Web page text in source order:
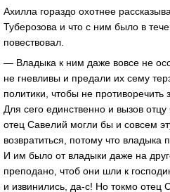
Ахилла гораздо охотнее
Туберозова и что с ним было в
повествовал.
— Владыка к ним даже вовсе не
не гневливы и предали их сему
политики, чтобы не противоречить
Для сего единственно и вызов
отец Савелий могли бы и совсем
возвратиться, потому что владыка
И им было от владыки даже на
преподано, чтоб они шли к
и извинились, да-с! Но токмо отец